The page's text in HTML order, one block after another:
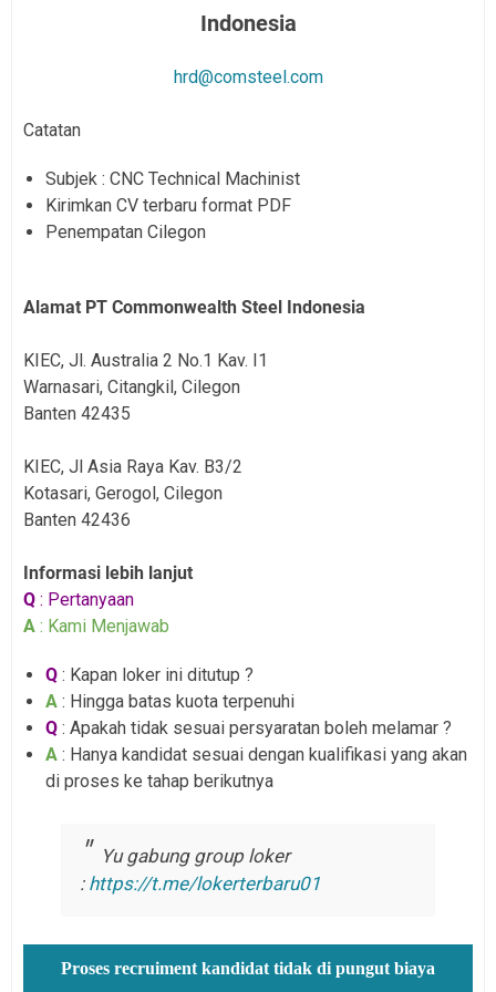
Indonesia
hrd@comsteel.com
Catatan
Subjek : CNC Technical Machinist
Kirimkan CV terbaru format PDF
Penempatan Cilegon
Alamat PT Commonwealth Steel Indonesia
KIEC, Jl. Australia 2 No.1 Kav. I1
Warnasari, Citangkil, Cilegon
Banten 42435
KIEC, Jl Asia Raya Kav. B3/2
Kotasari, Gerogol, Cilegon
Banten 42436
Informasi lebih lanjut
Q : Pertanyaan
A : Kami Menjawab
Q : Kapan loker ini ditutup ?
A : Hingga batas kuota terpenuhi
Q : Apakah tidak sesuai persyaratan boleh melamar ?
A : Hanya kandidat sesuai dengan kualifikasi yang akan
di proses ke tahap berikutnya
Yu gabung group loker
: https://t.me/lokerterbaru01
Proses recruiment kandidat tidak di pungut biaya